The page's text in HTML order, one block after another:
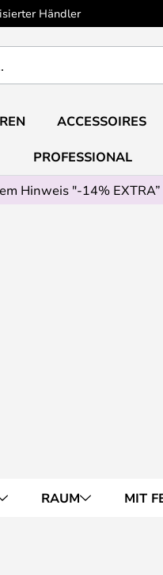
Händler
ACCESSOIRES
PROFESSIONAL
Hinweis "-14% EXTRA”
RAUM MIT